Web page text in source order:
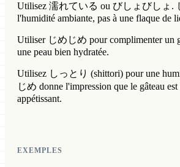
Utilisez 濡れている ou びしょびしょ.
l'humidité ambiante, pas à une flaque de
Utiliser じめじめ pour complimenter un
une peau bien hydratée.
Utilisez しっとり (shittori) pour une
じめ donne l'impression que le gâteau est
appétissant.
EXEMPLES